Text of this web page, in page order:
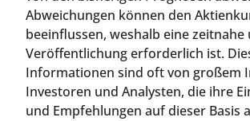
Abweichungen können den
beeinflussen, weshalb eine zeitnahe
Veröffentlichung erforderlich ist.
Informationen sind oft von großem
Investoren und Analysten, die ihre
und Empfehlungen auf dieser Basis